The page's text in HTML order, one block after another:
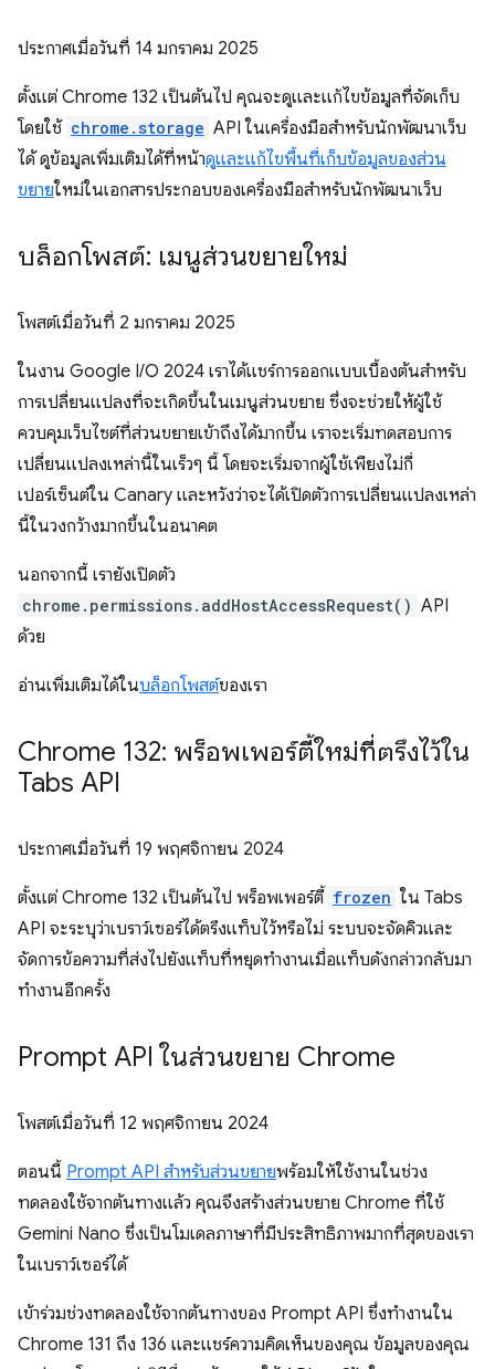
ประกาศเมื่อวันที่ 14 มกราคม 2025
ตั้งแต่ Chrome 132 เป็นต้นไป คุณจะดูและแก้ไขข้อมูลที่จัดเก็บ
โดยใช้ chrome.storage API ในเครื่องมือสำหรับนักพัฒนาเว็บ
ได้ ดูข้อมูลเพิ่มเติมได้ที่หน้าดูและแก้ไขพื้นที่เก็บข้อมูลของส่วน
ขยายใหม่ในเอกสารประกอบของเครื่องมือสำหรับนักพัฒนาเว็บ
บล็อกโพสต์: เมนูส่วนขยายใหม่
โพสต์เมื่อวันที่ 2 มกราคม 2025
ในงาน Google I / O 2024 เราได้แชร์การออกแบบเบื้องต้นสำหรับ
การเปลี่ยนแปลงที่จะเกิดขึ้นในเมนูส่วนขยาย ซึ่งจะช่วยให้ผู้ใช้
ควบคุมเว็บไซต์ที่ส่วนขยายเข้าถึงได้มากขึ้น เราจะเริ่มทดสอบการ
เปลี่ยนแปลงเหล่านี้ในเร็วๆ นี้ โดยจะเริ่มจากผู้ใช้เพียงไม่กี่
เปอร์เซ็นต์ใน Canary และหวังว่าจะได้เปิดตัวการเปลี่ยนแปลงเหล่า
นี้ในวงกว้างมากขึ้นในอนาคต
นอกจากนี้ เรายังเปิดตัว
chrome.permissions.addHostAccessRequest() API
ด้วย
อ่านเพิ่มเติมได้ในบล็อกโพสต์ของเรา
Chrome 132: พร็อพเพอร์ตี้ใหม่ที่ตรึงไว้ใน
Tabs API
ประกาศเมื่อวันที่ 19 พฤศจิกายน 2024
ตั้งแต่ Chrome 132 เป็นต้นไป พร็อพเพอร์ตี้ frozen ใน Tabs
API จะระบุว่าเบราว์เซอร์ได้ตรึงแท็บไว้หรือไม่ ระบบจะจัดคิวและ
จัดการข้อความที่ส่งไปยังแท็บที่หยุดทำงานเมื่อแท็บดังกล่าวกลับมา
ทำงานอีกครั้ง
Prompt API ในส่วนขยาย Chrome
โพสต์เมื่อวันที่ 12 พฤศจิกายน 2024
ตอนนี้ Prompt API สำหรับส่วนขยายพร้อมให้ใช้งานในช่วง
ทดลองใช้จากต้นทางแล้ว คุณจึงสร้างส่วนขยาย Chrome ที่ใช้
Gemini Nano ซึ่งเป็นโมเดลภาษาที่มีประสิทธิภาพมากที่สุดของเรา
ในเบราว์เซอร์ได้
เข้าร่วมช่วงทดลองใช้จากต้นทางของ Prompt API ซึ่งทำงานใน
Chrome 131 ถึง 136 และแชร์ความคิดเห็นของคุณ ข้อมูลของคุณ